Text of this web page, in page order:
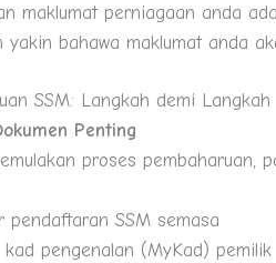
maklumat perniagaan anda
yakin bahawa maklumat anda
SSM: Langkah demi Langkah
Penting
proses pembaharuan,
pendaftaran SSM semasa
kad pengenalan (MyKad) pemilik